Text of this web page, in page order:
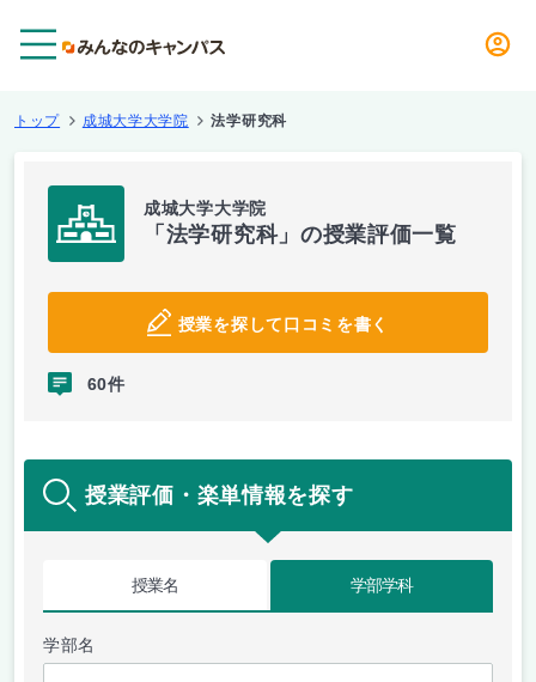
トップ 成城大学大学院 法学研究科
成城大学大学院
「法学研究科」の授業評価一覧
授業を探して口コミを書く
60件
授業評価・楽単情報を探す
授業名 学部学科
学部名